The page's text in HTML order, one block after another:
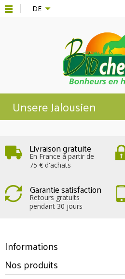
{**} DE
Unsere Jalousien
Livraison gratuite
En France à partir de
75 € d'achats
Garantie satisfaction
Retours gratuits
pendant 30 jours
Informations
Nos produits